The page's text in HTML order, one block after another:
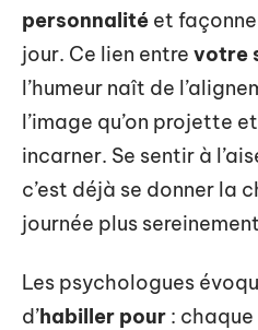
personnalité et façonne
jour. Ce lien entre votre
l’humeur naît de
l’image qu’on projette
incarner. Se sentir à
c’est déjà se donner la
journée plus
Les psychologues
d’habiller pour :